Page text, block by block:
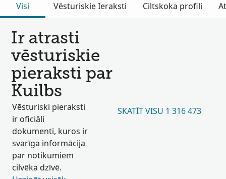
Visi
Vēsturiskie Ieraksti Ciltskoka profili
Ir atrasti
vēsturiskie
pieraksti par
Kuilbs
Vēsturiski pieraksti
ir oficiāli
dokumenti, kuros ir
svarīga informācija
par notikumiem
cilvēka dzīvē.
SKATĪT VISU 1 316 473